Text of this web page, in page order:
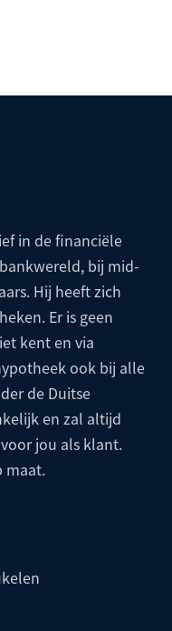
in de financiële
bij mid-
Hij heeft zich
Er is geen
kent en via
ook bij alle
de Duitse
en zal altijd
jou als klant.
maat.